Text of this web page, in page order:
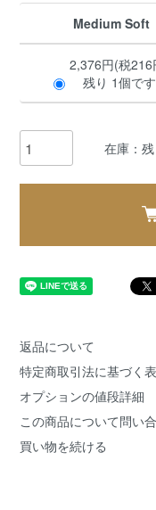
Medium Soft
2,376円(税216
残り 1個です
在庫：
返品について
特定商取引法に基づく
オプションの値段詳細
この商品について問い
買い物を続ける